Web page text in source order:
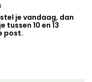
je vandaag, dan
tussen 10 en 13
post.